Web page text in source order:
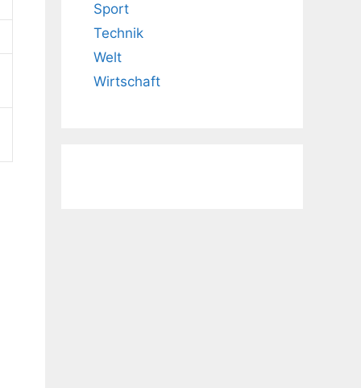
Sport
Technik
Welt
Wirtschaft